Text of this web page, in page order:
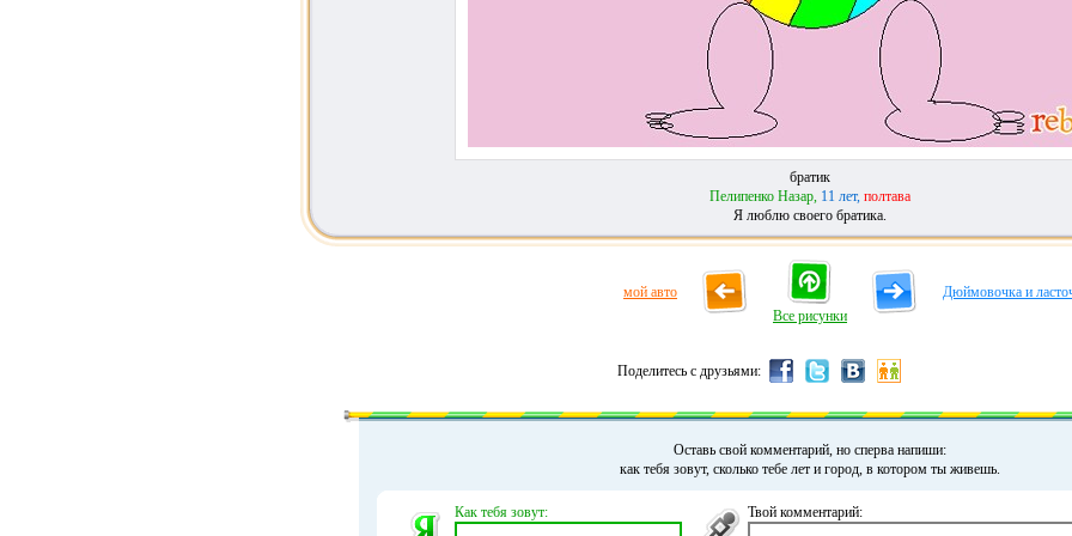
братик
Пелипенко Назар, 11 лет, полтава
Я люблю своего братика.
мой авто
Все рисунки
Дюймовочка и
Поделитесь с друзьями:
Оставь свой комментарий, но сперва напиши:
как тебя зовут, сколько тебе лет и город, в котором ты живешь.
Как тебя зовут: Твой комментарий: